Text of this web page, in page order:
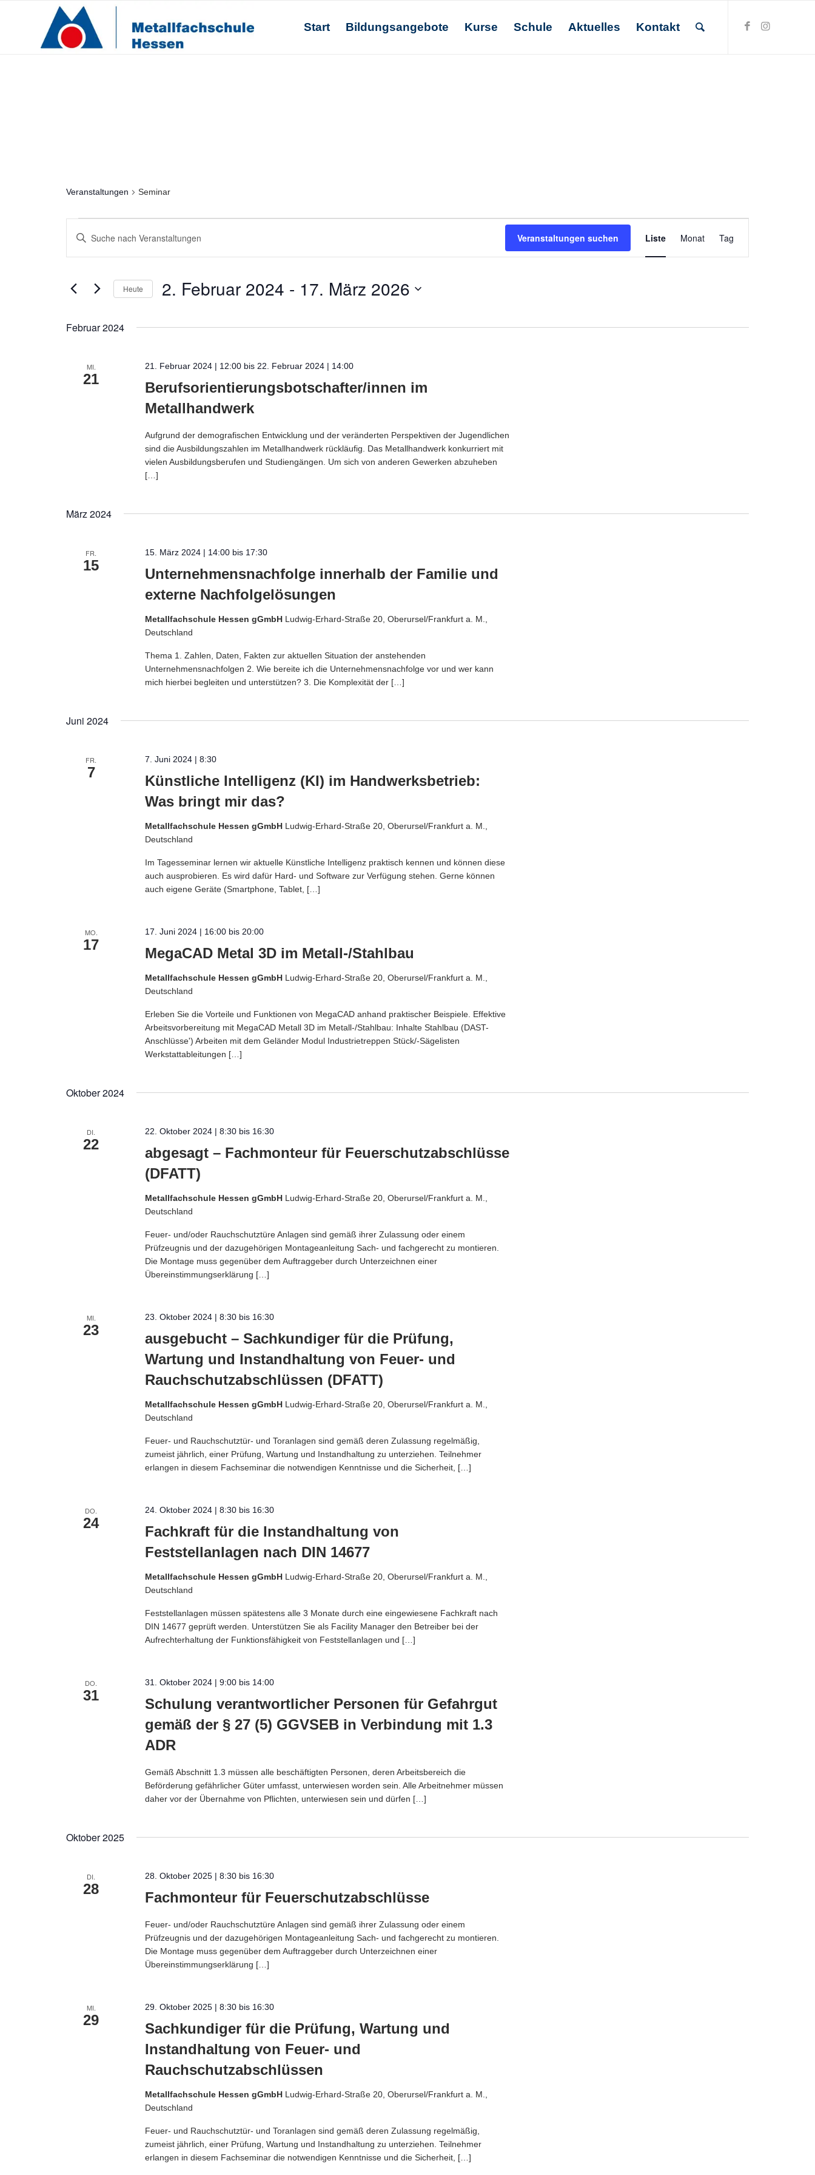
Start Bildungsangebote Kurse Schule Aktuelles Kontakt
Veranstaltungen Seminar
Veranstaltungen
Veranstaltungen
Suche
Ansichten,
Bitte
Suche
Veranstaltungen suchen
Ansichten-
Liste Monat Tag
Heute 2. Februar 2024 - 17. März 2026
wählen.
Februar 2024
MI.
21
Berufsorientierungsbotschafter/innen im
Metallhandwerk
21. Februar 2024 | 12:00 bis 22. Februar 2024 | 14:00
Aufgrund der demografischen Entwicklung und der veränderten Perspektiven der Jugendlichen
sind die Ausbildungszahlen im Metallhandwerk rückläufig. Das Metallhandwerk konkurriert mit
vielen Ausbildungsberufen und Studiengängen. Um sich von anderen Gewerken abzuheben
[…]
März 2024
FR.
15
Unternehmensnachfolge innerhalb der Familie und
externe Nachfolgelösungen
15. März 2024 | 14:00 bis 17:30
Metallfachschule Hessen gGmbH Ludwig-Erhard-Straße 20, Oberursel/Frankfurt a. M.,
Deutschland
Thema 1. Zahlen, Daten, Fakten zur aktuellen Situation der anstehenden
Unternehmensnachfolgen 2. Wie bereite ich die Unternehmensnachfolge vor und wer kann
mich hierbei begleiten und unterstützen? 3. Die Komplexität der […]
Juni 2024
FR.
7
Künstliche Intelligenz (KI) im Handwerksbetrieb:
Was bringt mir das?
7. Juni 2024 | 8:30
Metallfachschule Hessen gGmbH Ludwig-Erhard-Straße 20, Oberursel/Frankfurt a. M.,
Deutschland
Im Tagesseminar lernen wir aktuelle Künstliche Intelligenz praktisch kennen und können diese
auch ausprobieren. Es wird dafür Hard- und Software zur Verfügung stehen. Gerne können
auch eigene Geräte (Smartphone, Tablet, […]
MO.
17
MegaCAD Metal 3D im Metall-/Stahlbau
17. Juni 2024 | 16:00 bis 20:00
Metallfachschule Hessen gGmbH Ludwig-Erhard-Straße 20, Oberursel/Frankfurt a. M.,
Deutschland
Erleben Sie die Vorteile und Funktionen von MegaCAD anhand praktischer Beispiele. Effektive
Arbeitsvorbereitung mit MegaCAD Metall 3D im Metall-/Stahlbau: Inhalte Stahlbau (DAST-
Anschlüsse') Arbeiten mit dem Geländer Modul Industrietreppen Stück/-Sägelisten
Werkstattableitungen […]
Oktober 2024
DI.
22
abgesagt – Fachmonteur für Feuerschutzabschlüsse
(DFATT)
22. Oktober 2024 | 8:30 bis 16:30
Metallfachschule Hessen gGmbH Ludwig-Erhard-Straße 20, Oberursel/Frankfurt a. M.,
Deutschland
Feuer- und/oder Rauchschutztüre Anlagen sind gemäß ihrer Zulassung oder einem
Prüfzeugnis und der dazugehörigen Montageanleitung Sach- und fachgerecht zu montieren.
Die Montage muss gegenüber dem Auftraggeber durch Unterzeichnen einer
Übereinstimmungserklärung […]
MI.
23
ausgebucht – Sachkundiger für die Prüfung,
Wartung und Instandhaltung von Feuer- und
Rauchschutzabschlüssen (DFATT)
23. Oktober 2024 | 8:30 bis 16:30
Metallfachschule Hessen gGmbH Ludwig-Erhard-Straße 20, Oberursel/Frankfurt a. M.,
Deutschland
Feuer- und Rauchschutztür- und Toranlagen sind gemäß deren Zulassung regelmäßig,
zumeist jährlich, einer Prüfung, Wartung und Instandhaltung zu unterziehen. Teilnehmer
erlangen in diesem Fachseminar die notwendigen Kenntnisse und die Sicherheit, […]
DO.
24
Fachkraft für die Instandhaltung von
Feststellanlagen nach DIN 14677
24. Oktober 2024 | 8:30 bis 16:30
Metallfachschule Hessen gGmbH Ludwig-Erhard-Straße 20, Oberursel/Frankfurt a. M.,
Deutschland
Feststellanlagen müssen spätestens alle 3 Monate durch eine eingewiesene Fachkraft nach
DIN 14677 geprüft werden. Unterstützen Sie als Facility Manager den Betreiber bei der
Aufrechterhaltung der Funktionsfähigkeit von Feststellanlagen und […]
DO.
31
Schulung verantwortlicher Personen für Gefahrgut
gemäß der § 27 (5) GGVSEB in Verbindung mit 1.3
ADR
31. Oktober 2024 | 9:00 bis 14:00
Gemäß Abschnitt 1.3 müssen alle beschäftigten Personen, deren Arbeitsbereich die
Beförderung gefährlicher Güter umfasst, unterwiesen worden sein. Alle Arbeitnehmer müssen
daher vor der Übernahme von Pflichten, unterwiesen sein und dürfen […]
Oktober 2025
DI.
28
Fachmonteur für Feuerschutzabschlüsse
28. Oktober 2025 | 8:30 bis 16:30
Feuer- und/oder Rauchschutztüre Anlagen sind gemäß ihrer Zulassung oder einem
Prüfzeugnis und der dazugehörigen Montageanleitung Sach- und fachgerecht zu montieren.
Die Montage muss gegenüber dem Auftraggeber durch Unterzeichnen einer
Übereinstimmungserklärung […]
MI.
29
Sachkundiger für die Prüfung, Wartung und
Instandhaltung von Feuer- und
Rauchschutzabschlüssen
29. Oktober 2025 | 8:30 bis 16:30
Metallfachschule Hessen gGmbH Ludwig-Erhard-Straße 20, Oberursel/Frankfurt a. M.,
Deutschland
Feuer- und Rauchschutztür- und Toranlagen sind gemäß deren Zulassung regelmäßig,
zumeist jährlich, einer Prüfung, Wartung und Instandhaltung zu unterziehen. Teilnehmer
erlangen in diesem Fachseminar die notwendigen Kenntnisse und die Sicherheit, […]